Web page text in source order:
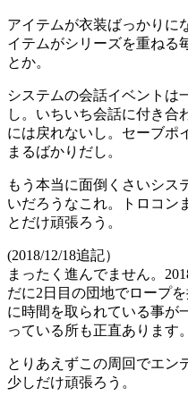
アイテムが衣装ばっかりに
イテムがシリーズを重ねる
とか。
システムの会話イベントは
し。いちいち会話に付き合
には戻れないし。セーブポ
まるばかりだし。
もう本当に面倒くさいシス
いだろうなこれ。トロコン
とだけ頑張ろう。
(2018/12/18追記）
まったく進んでません。
だに2日目の団地でロープ
に時間を取られている事が
っている所も正直あります。
とりあえずこの周回でエン
少しだけ頑張ろう。